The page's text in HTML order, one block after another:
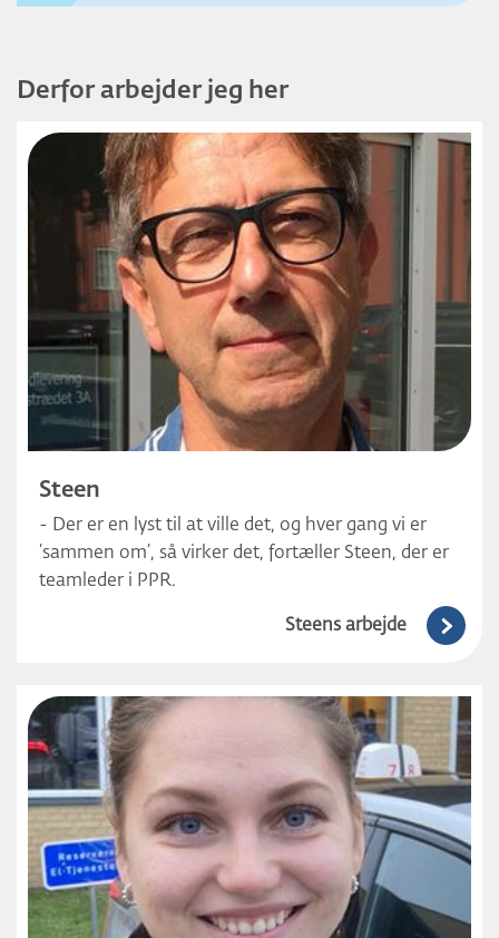
Derfor arbejder jeg her
Steen
- Der er en lyst til at ville det, og hver gang vi er
’sammen om’, så virker det, fortæller Steen, der er
teamleder i PPR.
Steens arbejde